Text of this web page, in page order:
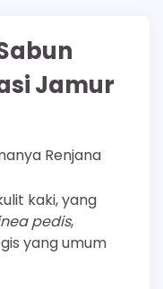
Jamur
Renjana
kaki, yang
pedis,
yang umum